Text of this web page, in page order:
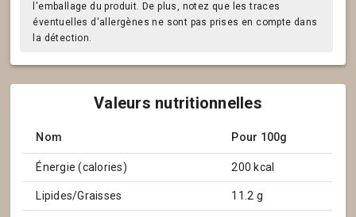
l'emballage du produit. De plus, notez que les traces
éventuelles d'allergènes ne sont pas prises en compte dans
la détection.
Valeurs nutritionnelles
Nom Pour 100g
Énergie (calories) 200 kcal
Lipides/Graisses 11.2 g